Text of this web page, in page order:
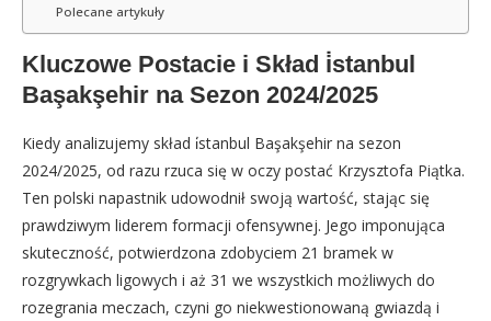
Polecane artykuły
Kluczowe Postacie i Skład i̇stanbul
Başakşehir na Sezon 2024/2025
Kiedy analizujemy skład i̇stanbul Başakşehir na sezon
2024/2025, od razu rzuca się w oczy postać Krzysztofa Piątka.
Ten polski napastnik udowodnił swoją wartość, stając się
prawdziwym liderem formacji ofensywnej. Jego imponująca
skuteczność, potwierdzona zdobyciem 21 bramek w
rozgrywkach ligowych i aż 31 we wszystkich możliwych do
rozegrania meczach, czyni go niekwestionowaną gwiazdą i